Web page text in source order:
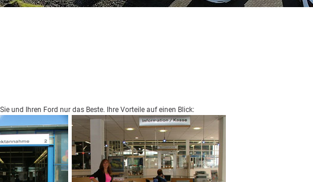
und Ihren Ford nur das Beste. Ihre Vorteile auf einen Blick: